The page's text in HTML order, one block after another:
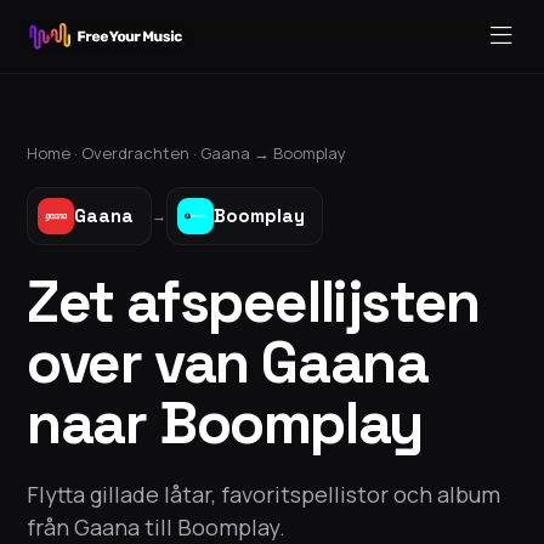
Home · Overdrachten · Gaana → Boomplay
Gaana → Boomplay
Zet afspeellijsten
over van Gaana
naar Boomplay
Flytta gillade låtar, favoritspellistor och album
från Gaana till Boomplay.